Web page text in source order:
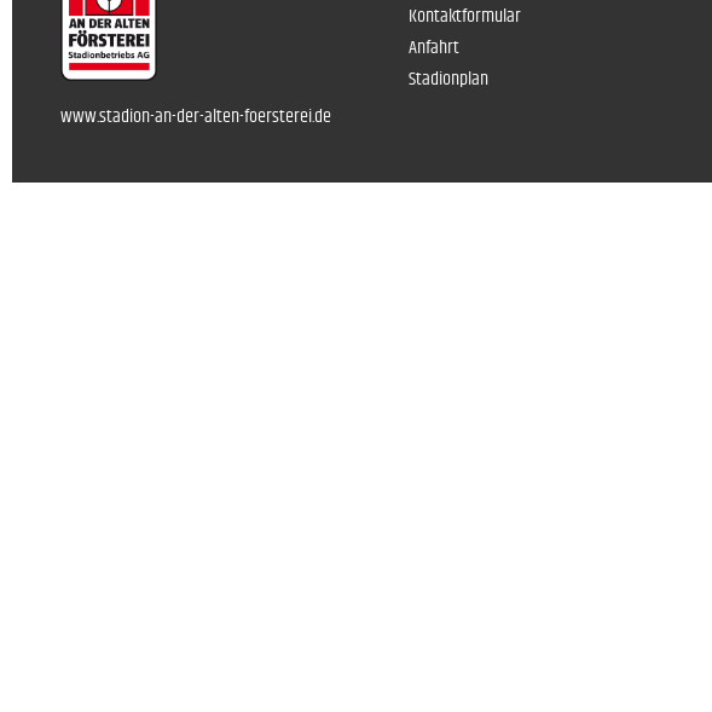
www.stadion-an-der-alten-foersterei.de
Kontaktformular
Anfahrt
Stadionplan